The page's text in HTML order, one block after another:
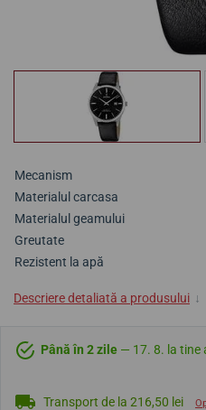
Mecanism
Materialul carcasa
Materialul geamului
Greutate
Rezistent la apă
Descriere detaliată a produsului ↓
Până în 2 zile — 17. 8. la tine
Transport de la 216,50 lei